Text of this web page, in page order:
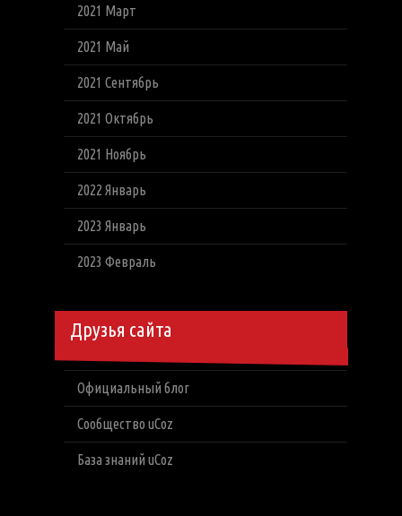
2021 Март
2021 Май
2021 Сентябрь
2021 Октябрь
2021 Ноябрь
2022 Январь
2023 Январь
2023 Февраль
Друзья сайта
Официальный блог
Сообщество uCoz
База знаний uCoz